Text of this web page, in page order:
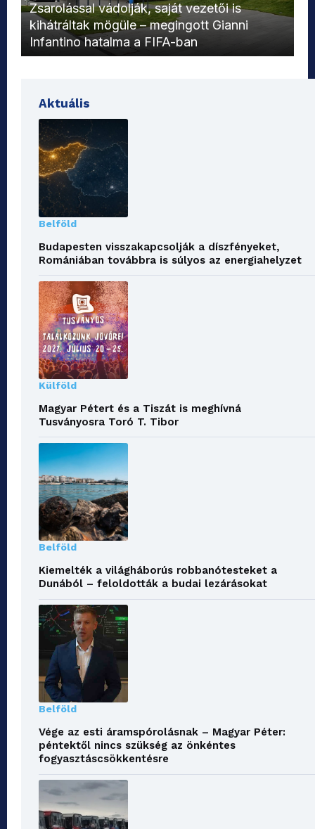
Zsarolással vádolják, saját vezetői is
kihátráltak mögüle – megingott Gianni
Infantino hatalma a FIFA-ban
Aktuális
Belföld
Budapesten visszakapcsolják a díszfényeket,
Romániában továbbra is súlyos az energiahelyzet
Külföld
Magyar Pétert és a Tiszát is meghívná
Tusványosra Toró T. Tibor
Belföld
Kiemelték a világháborús robbanótesteket a
Dunából – feloldották a budai lezárásokat
Belföld
Vége az esti áramspórolásnak – Magyar Péter:
péntektől nincs szükség az önkéntes
fogyasztáscsökkentésre